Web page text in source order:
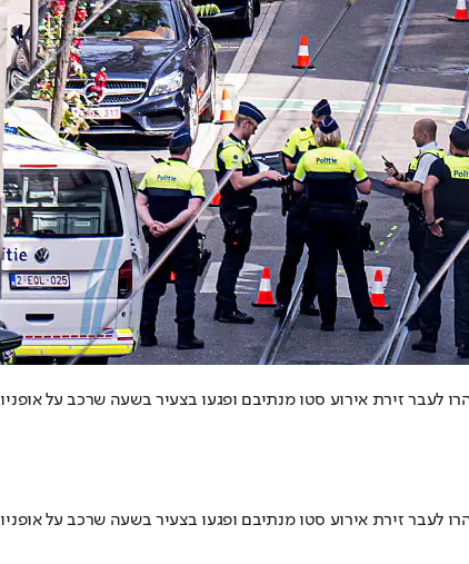
לעבר זירת אירוע סטו מנתיבם ופגעו בצעיר בשעה שרכב על אופניו
לעבר זירת אירוע סטו מנתיבם ופגעו בצעיר בשעה שרכב על אופניו